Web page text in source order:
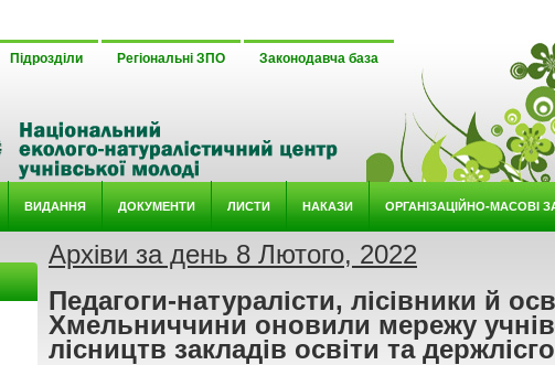
Підрозділи Регіональні ЗПО Законодавча база
ВИДАННЯ ДОКУМЕНТИ ЛИСТИ НАКАЗИ ОРГАНІЗАЦІЙНО-МАСОВІ
Архіви за день 8 Лютого, 2022
Педагоги-натуралісти, лісівники й
Хмельниччини оновили мережу
лісництв закладів освіти та